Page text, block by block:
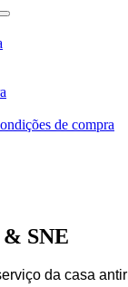
de compra
SNE
da casa